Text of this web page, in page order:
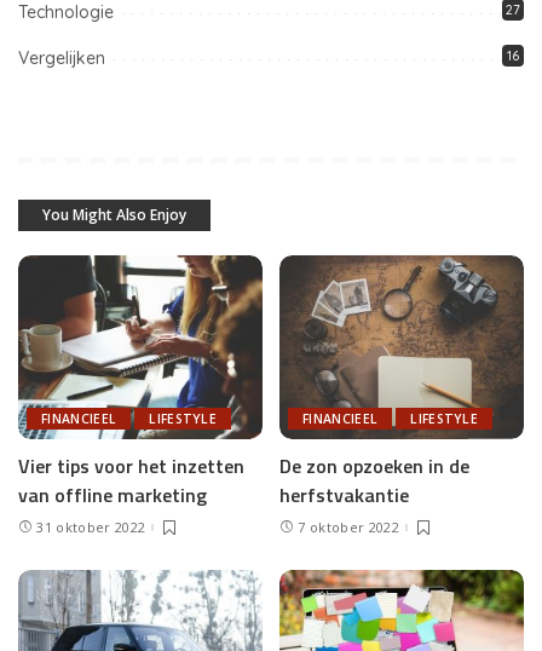
Technologie 27
Vergelijken 16
You Might Also Enjoy
FINANCIEEL LIFESTYLE
Vier tips voor het inzetten
van offline marketing
31 oktober 2022
FINANCIEEL LIFESTYLE
De zon opzoeken in de
herfstvakantie
7 oktober 2022